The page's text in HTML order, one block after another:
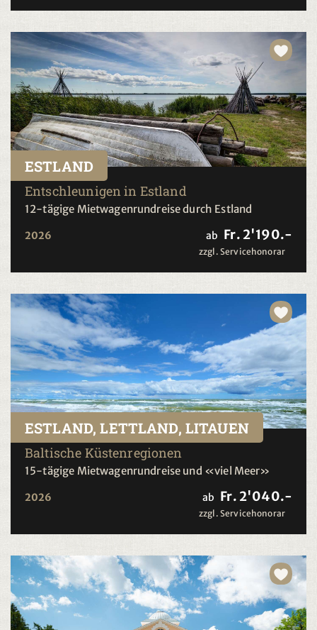
ESTLAND
Entschleunigen in Estland
12-tägige Mietwagenrundreise durch Estland
2026 ab Fr. 2'190.-
zzgl. Servicehonorar
ESTLAND, LETTLAND, LITAUEN
Baltische Küstenregionen
15-tägige Mietwagenrundreise und «viel Meer»
2026 ab Fr. 2'040.-
zzgl. Servicehonorar